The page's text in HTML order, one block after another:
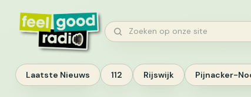
inhoud
Zoeken
Laatste Nieuws 112 Rijswijk Pijnacker-